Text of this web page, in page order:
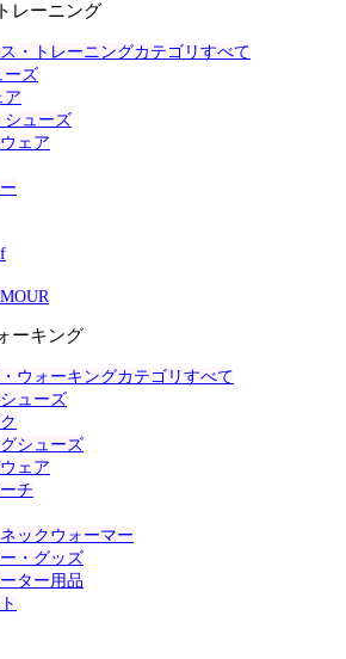
レーニング
・トレーニングカテゴリすべて
ーズ
ア
シューズ
ェア
ーキング
ウォーキングカテゴリすべて
ューズ
シューズ
ェア
チ
ックウォーマー
・グッズ
ター用品